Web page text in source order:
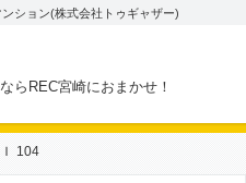
ション(株式会社トゥギャザー)
らREC宮崎におまかせ！
104